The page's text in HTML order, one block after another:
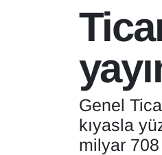
Genel
kıyasla
milyar
Bölge Haberleri
ÇEVRE
Deprem
Dernekler, Odalar
Süper Lig Puan
Tüm Manşetler
Son Dakika Haberleri
Haber Arşivi